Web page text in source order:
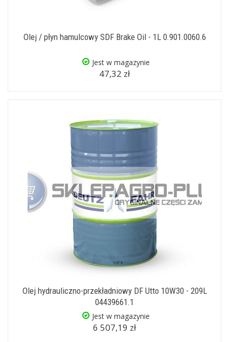
Olej / płyn hamulcowy SDF Brake Oil - 1L 0.901.0060.6
Jest w magazynie
47,32 zł
Olej hydrauliczno-przekładniowy DF Utto 10W30 - 209L
04439661.1
Jest w magazynie
6 507,19 zł